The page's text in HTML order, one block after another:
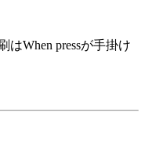
When pressが手掛け